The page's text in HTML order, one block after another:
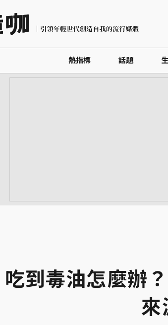
熱指標 話題
吃到毒油怎麼辦
來